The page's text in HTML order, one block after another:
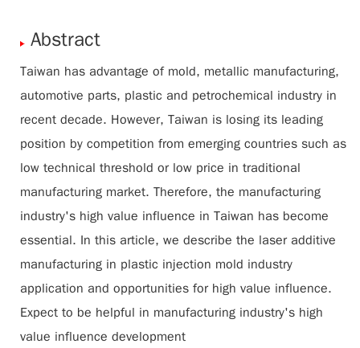
Abstract
Taiwan has advantage of mold, metallic manufacturing,
automotive parts, plastic and petrochemical industry in
recent decade. However, Taiwan is losing its leading
position by competition from emerging countries such as
low technical threshold or low price in traditional
manufacturing market. Therefore, the manufacturing
industry's high value influence in Taiwan has become
essential. In this article, we describe the laser additive
manufacturing in plastic injection mold industry
application and opportunities for high value influence.
Expect to be helpful in manufacturing industry's high
value influence development